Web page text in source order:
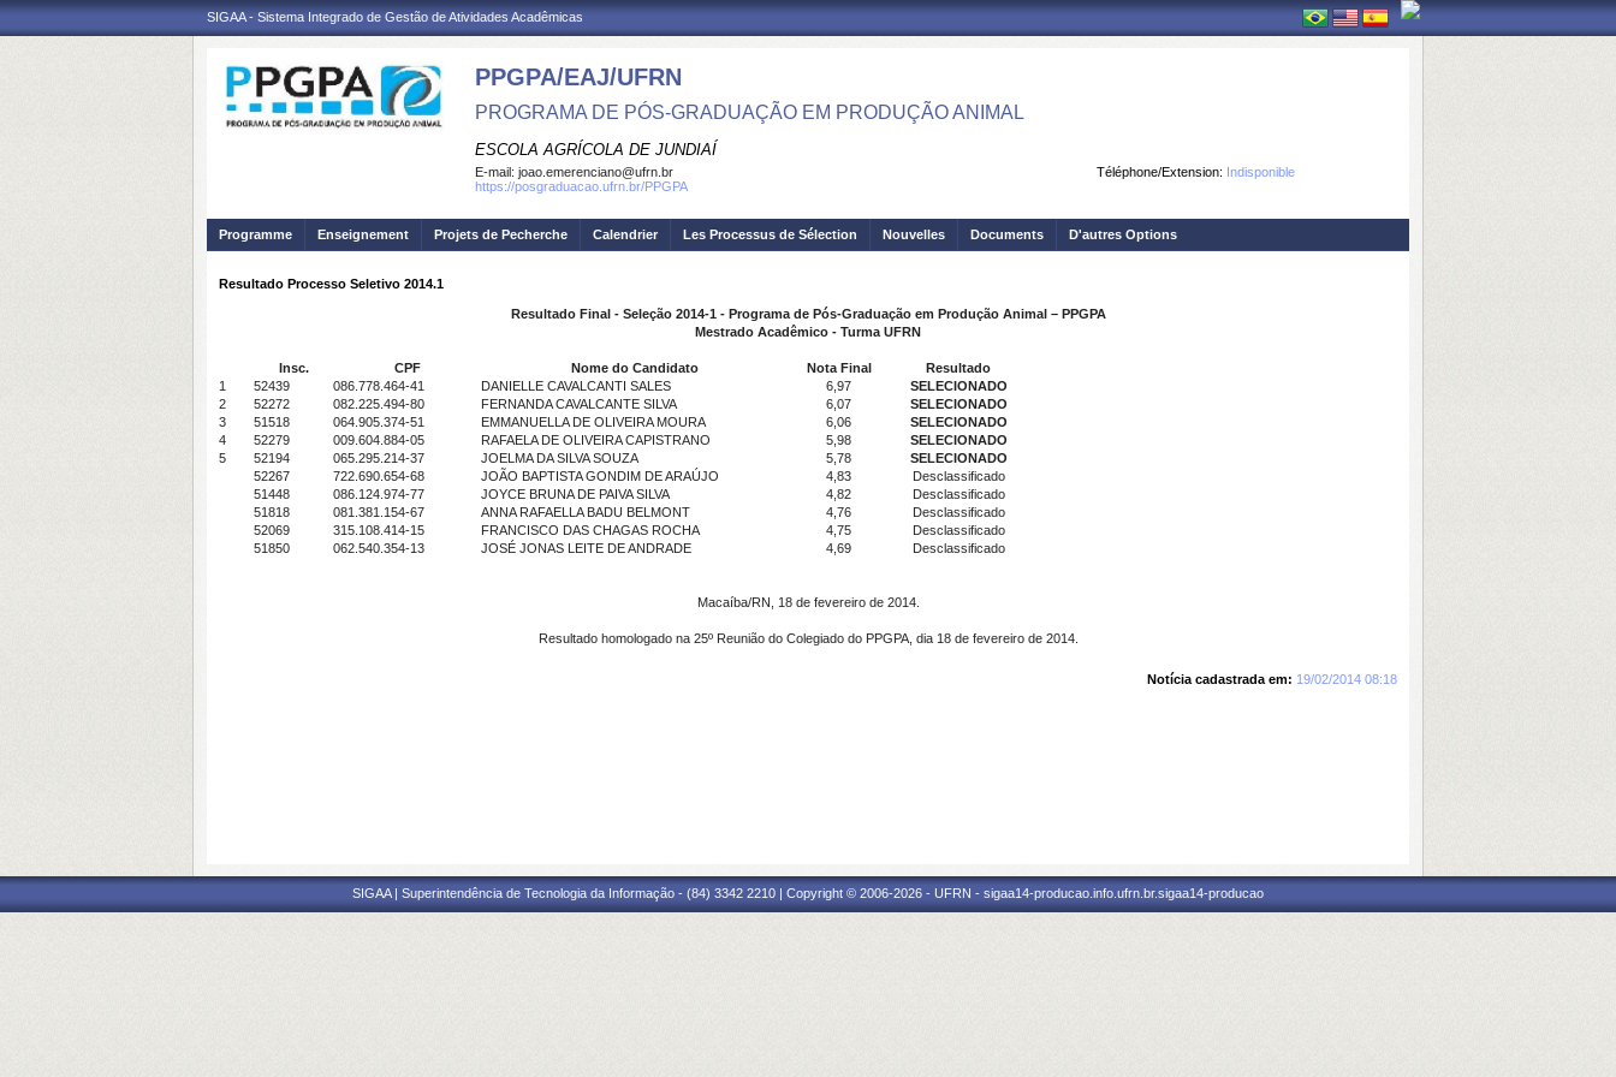
SIGAA - Sistema Integrado de Gestão de Atividades Acadêmicas
PPGPA/EAJ/UFRN
PROGRAMA DE PÓS-GRADUAÇÃO EM PRODUÇÃO ANIMAL
ESCOLA AGRÍCOLA DE JUNDIAÍ
Téléphone/Extension: Indisponible
E-mail: joao.emerenciano@ufrn.br
https://posgraduacao.ufrn.br/PPGPA
Programme Enseignement Projets de Pecherche Calendrier Les Processus de Sélection Nouvelles Documents D'autres Options
Resultado Processo Seletivo 2014.1
Resultado Final - Seleção 2014-1 - Programa de Pós-Graduação em Produção Animal – PPGPA
Mestrado Acadêmico - Turma UFRN
Insc. CPF Nome do Candidato Nota Final
Resultado
1
52439 086.778.464-41 DANIELLE CAVALCANTI SALES 6,97
SELECIONADO
2
52272 082.225.494-80 FERNANDA CAVALCANTE SILVA 6,07
SELECIONADO
3
51518 064.905.374-51 EMMANUELLA DE OLIVEIRA MOURA 6,06
SELECIONADO
4
52279 009.604.884-05 RAFAELA DE OLIVEIRA CAPISTRANO 5,98
SELECIONADO
5
52194 065.295.214-37 JOELMA DA SILVA SOUZA 5,78
SELECIONADO
52267
722.690.654-68 JOÃO BAPTISTA GONDIM DE ARAÚJO 4,83
Desclassificado
51448
086.124.974-77 JOYCE BRUNA DE PAIVA SILVA 4,82
Desclassificado
51818
081.381.154-67 ANNA RAFAELLA BADU BELMONT 4,76
Desclassificado
52069
315.108.414-15 FRANCISCO DAS CHAGAS ROCHA 4,75
Desclassificado
51850
062.540.354-13 JOSÉ JONAS LEITE DE ANDRADE 4,69 Desclassificado
Macaíba/RN, 18 de fevereiro de 2014.
Resultado homologado na 25º Reunião do Colegiado do PPGPA, dia 18 de fevereiro de 2014.
Notícia cadastrada em: 19/02/2014 08:18
SIGAA | Superintendência de Tecnologia da Informação - (84) 3342 2210 | Copyright © 2006-2026 - UFRN - sigaa14-producao.info.ufrn.br.sigaa14-producao